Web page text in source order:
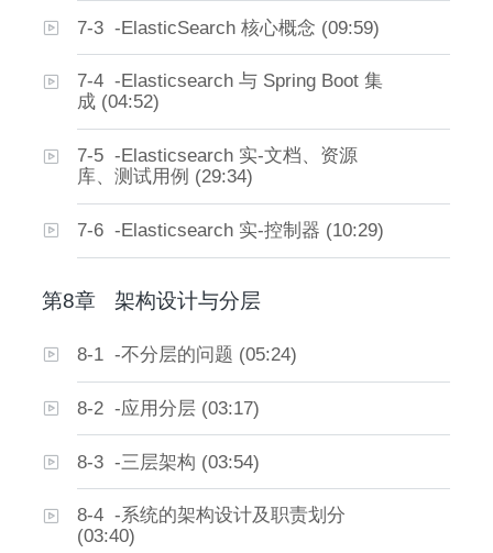
7-3 -ElasticSearch 核心概念 (09:59)
7-4 -Elasticsearch 与 Spring Boot 集
成 (04:52)
7-5 -Elasticsearch 实-文档、资源
库、测试用例 (29:34)
7-6 -Elasticsearch 实-控制器 (10:29)
第8章 架构设计与分层
8-1 -不分层的问题 (05:24)
8-2 -应用分层 (03:17)
8-3 -三层架构 (03:54)
8-4 -系统的架构设计及职责划分
(03:40)